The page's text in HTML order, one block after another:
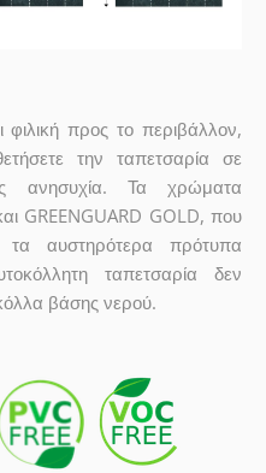
φιλική προς το περιβάλλον,
την ταπετσαρία σε
ανησυχία. Τα χρώματα
GREENGUARD GOLD, που
αυστηρότερα πρότυπα
ταπετσαρία δεν
κόλλα βάσης νερού.